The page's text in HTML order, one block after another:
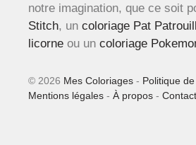
notre imagination, que ce soit
Stitch, un coloriage Pat
licorne ou un coloriage
© 2026 Mes Coloriages - Politique
Mentions légales - À propos - Contact